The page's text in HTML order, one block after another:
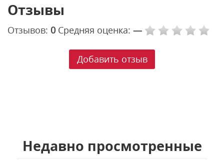
Отзывы
Отзывов: 0 Средняя оценка: —
Добавить отзыв
Недавно просмотренные